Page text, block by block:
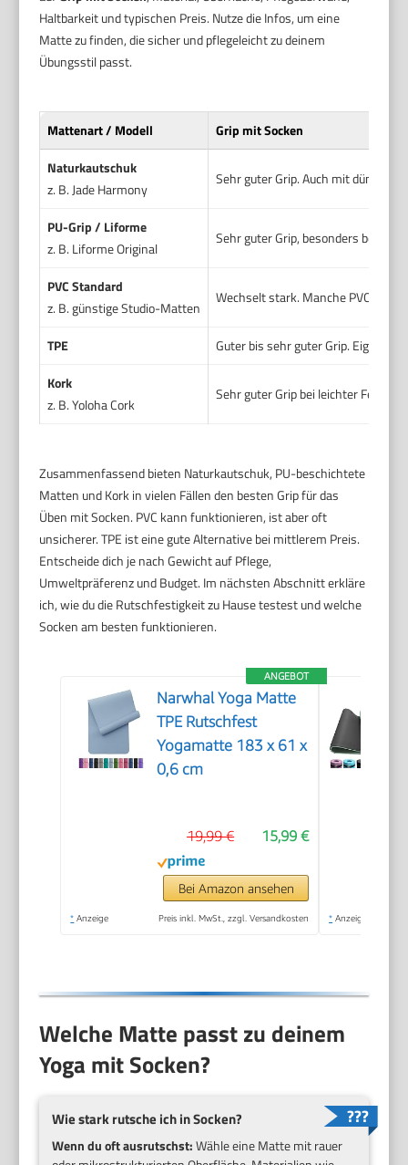
Haltbarkeit und typischen Preis. Nutze die Infos, um eine
Matte zu finden, die sicher und pflegeleicht zu deinem
Übungsstil passt.
Mattenart / Modell
Grip mit Socken
Naturkautschuk
z. B. Jade Harmony
Sehr guter Grip. Auch mit dünnen
PU-Grip / Liforme
z. B. Liforme Original
Sehr guter Grip, besonders bei
PVC Standard
z. B. günstige Studio-Matten
Wechselt stark. Manche PVC-
TPE
Guter bis sehr guter Grip. Eignet
Kork
z. B. Yoloha Cork
Sehr guter Grip bei leichter
Zusammenfassend bieten Naturkautschuk, PU-beschichtete
Matten und Kork in vielen Fällen den besten Grip für das
Üben mit Socken. PVC kann funktionieren, ist aber oft
unsicherer. TPE ist eine gute Alternative bei mittlerem Preis.
Entscheide dich je nach Gewicht auf Pflege,
Umweltpräferenz und Budget. Im nächsten Abschnitt erkläre
ich, wie du die Rutschfestigkeit zu Hause testest und welche
Socken am besten funktionieren.
ANGEBOT
Narwhal Yoga Matte
TPE Rutschfest
Yogamatte 183 x 61 x
0,6 cm
15,99 €
19,99 €
Bei Amazon ansehen
* Anzeige Preis inkl. MwSt., zzgl. Versandkosten * Anzeige
Welche Matte passt zu deinem
Yoga mit Socken?
Wie stark rutsche ich in Socken?
Wenn du oft ausrutschst:Wähle eine Matte mit rauer